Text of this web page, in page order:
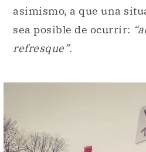
asimismo, a que una
sea posible de ocurrir:
refresque”.